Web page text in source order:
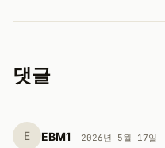
댓글
E EBM1 2026년 5월 17일